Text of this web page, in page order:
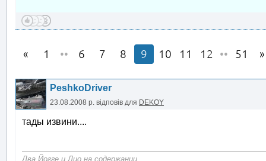
1 •• 6 7 8 9 10 11 12 •• 51
PeshkoDriver
23.08.2008 р. відповів для DEKOY
тады извини....
Два Йогге и Дио на содержании.